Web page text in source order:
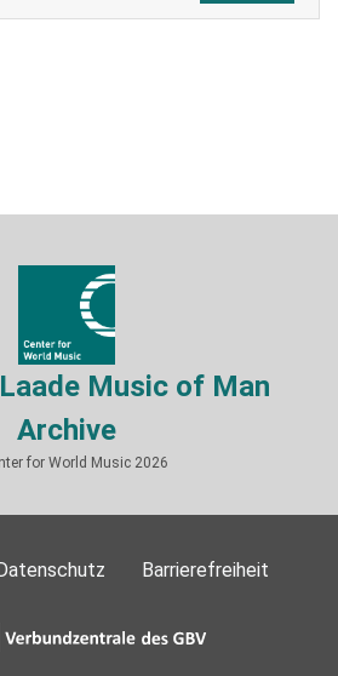
Music of Man
Archive
for World Music 2026
Barrierefreiheit